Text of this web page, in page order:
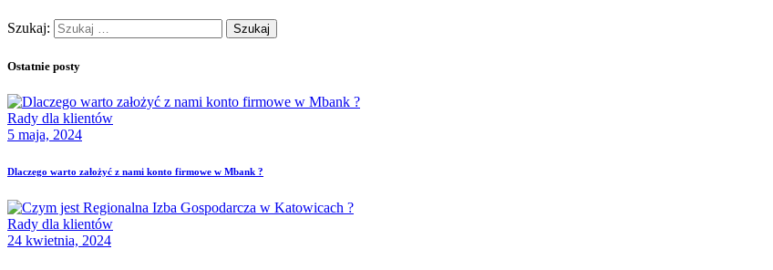
Szukaj:
Ostatnie posty
Rady dla klientów
5 maja, 2024
Dlaczego warto założyć z nami konto firmowe w Mbank ?
Rady dla klientów
24 kwietnia, 2024